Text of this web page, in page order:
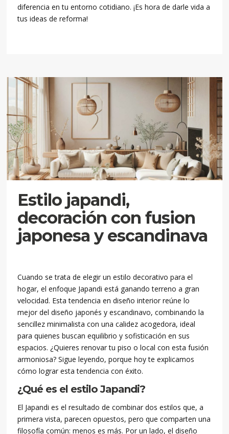
diferencia en tu entorno cotidiano. ¡Es hora de darle vida a
tus ideas de reforma!
Estilo japandi,
decoración con fusion
japonesa y escandinava
Cuando se trata de elegir un estilo decorativo para el
hogar, el enfoque Japandi está ganando terreno a gran
velocidad. Esta tendencia en diseño interior reúne lo
mejor del diseño japonés y escandinavo, combinando la
sencillez minimalista con una calidez acogedora, ideal
para quienes buscan equilibrio y sofisticación en sus
espacios. ¿Quieres renovar tu piso o local con esta fusión
armoniosa? Sigue leyendo, porque hoy te explicamos
cómo lograr esta tendencia con éxito.
¿Qué es el estilo Japandi?
El Japandi es el resultado de combinar dos estilos que, a
primera vista, parecen opuestos, pero que comparten una
filosofía común: menos es más. Por un lado, el diseño